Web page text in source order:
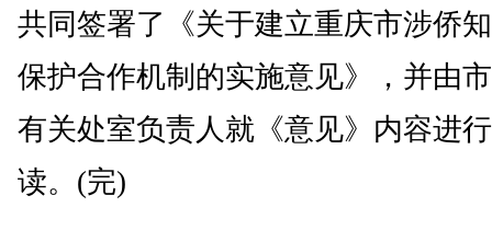
共同签署了《关于建立重庆市涉侨
保护合作机制的实施意见》，并由
有关处室负责人就《意见》内容进
读。(完)